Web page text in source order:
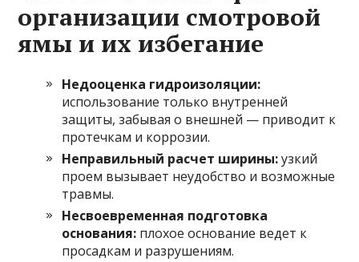
организации смотровой
ямы и их избегание
Недооценка гидроизоляции:
использование только внутренней
защиты, забывая о внешней — приводит к
протечкам и коррозии.
Неправильный расчет ширины:узкий
проем вызывает неудобство и возможные
травмы.
Несвоевременная подготовка
основания: плохое основание ведет к
просадкам и разрушениям.